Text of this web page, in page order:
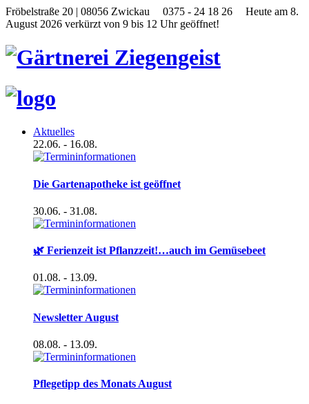
Fröbelstraße 20 | 08056 Zwickau 0375 - 24 18 26
Heute am 8.
August 2026 verkürzt von 9 bis 12 Uhr geöffnet!
Aktuelles
22.06. - 16.08.
Die Gartenapotheke ist geöffnet
30.06. - 31.08.
🌿 Ferienzeit ist Pflanzzeit!…auch im Gemüsebeet
01.08. - 13.09.
Newsletter August
08.08. - 13.09.
Pflegetipp des Monats August